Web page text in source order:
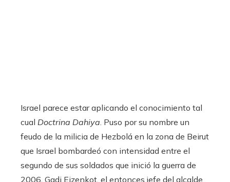
Israel parece estar aplicando el conocimiento tal
cual Doctrina Dahiya . Puso por su nombre un
feudo de la milicia de Hezbolá en la zona de Beirut
que Israel bombardeó con intensidad entre el
segundo de sus soldados que inició la guerra de
2006. Gadi Eizenkot, el entonces jefe del alcalde